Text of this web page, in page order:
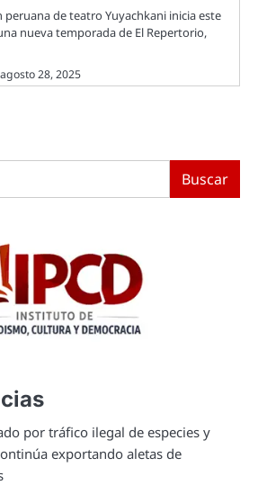
peruana de teatro Yuyachkani inicia este
nueva temporada de El Repertorio,
agosto 28, 2025
Buscar
por tráfico ilegal de especies y
exportando aletas de